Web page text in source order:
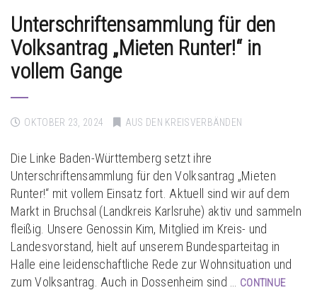
Unterschriftensammlung für den
Volksantrag „Mieten Runter!“ in
vollem Gange
OKTOBER 23, 2024 AUS DEN KREISVERBÄNDEN
Die Linke Baden-Württemberg setzt ihre
Unterschriftensammlung für den Volksantrag „Mieten
Runter!“ mit vollem Einsatz fort. Aktuell sind wir auf dem
Markt in Bruchsal (Landkreis Karlsruhe) aktiv und sammeln
fleißig. Unsere Genossin Kim, Mitglied im Kreis- und
Landesvorstand, hielt auf unserem Bundesparteitag in
Halle eine leidenschaftliche Rede zur Wohnsituation und
zum Volksantrag. Auch in Dossenheim sind …
CONTINUE